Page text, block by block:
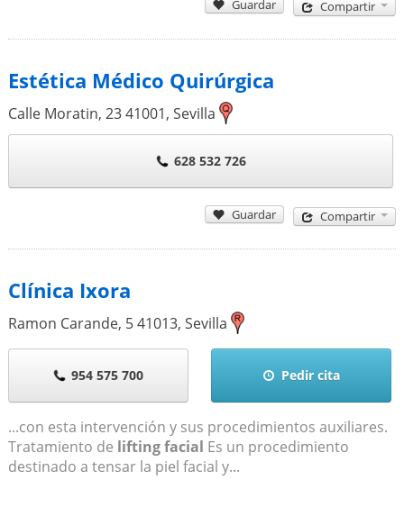
Guardar Compartir
Estética Médico Quirúrgica
Calle Moratin, 2341001, Sevilla
628 532 726
Guardar Compartir
Clínica Ixora
Ramon Carande, 541013, Sevilla
954 575 700 Pedir cita
...con esta intervención y sus procedimientos auxiliares.
Tratamiento de lifting facial Es un procedimiento
destinado a tensar la piel facial y...